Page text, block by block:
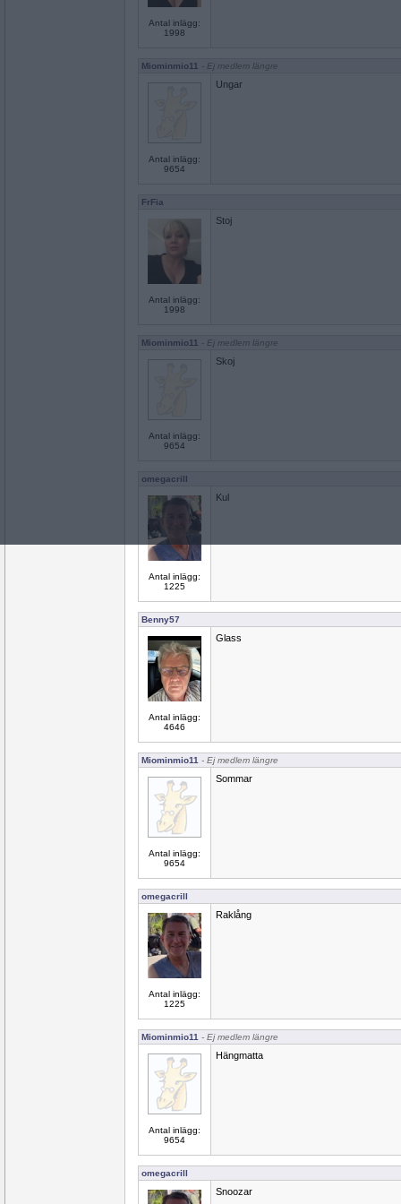
Antal inlägg:
1998
Miominmio11 - Ej medlem längre
Antal inlägg:
9654
Ungar
FrFia
Antal inlägg:
1998
Stoj
Miominmio11 - Ej medlem längre
Antal inlägg:
9654
Skoj
omegacrill
Antal inlägg:
1225
Kul
Benny57
Antal inlägg:
4646
Glass
Miominmio11 - Ej medlem längre
Antal inlägg:
9654
Sommar
omegacrill
Antal inlägg:
1225
Raklång
Miominmio11 - Ej medlem längre
Antal inlägg:
9654
Hängmatta
omegacrill
Snoozar